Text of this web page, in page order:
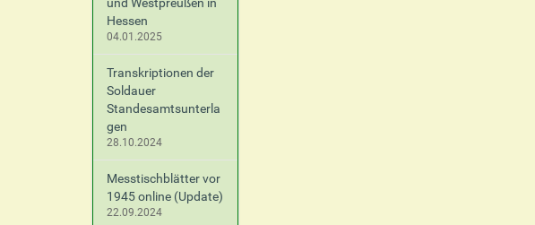
Hessen
04.01.2025
Transkriptionen der
Soldauer
Standesamtsunterla
gen
28.10.2024
Messtischblätter vor
1945 online (Update)
22.09.2024